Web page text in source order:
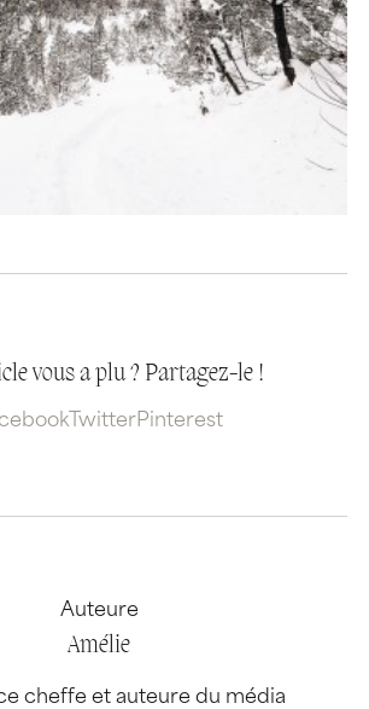
vous a plu ? Partagez-le !
TwitterPinterest
Auteure
Amélie
cheffe et auteure du média